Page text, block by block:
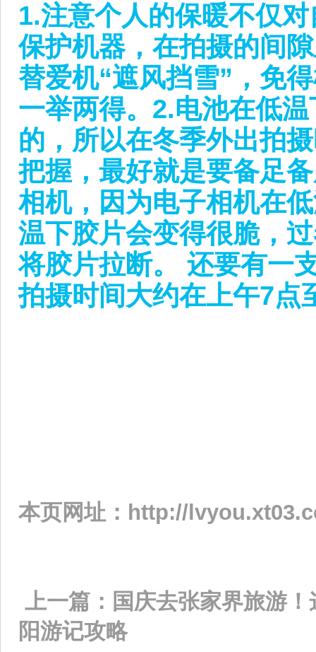
1.注意个人的保暖不仅
保护机器，在拍摄的间
替爱机“遮风挡雪”，免
一举两得。2.电池在低
的，所以在冬季外出拍
把握，最好就是要备足
相机，因为电子相机在
温下胶片会变得很脆，
将胶片拉断。 还要有一
拍摄时间大约在上午7点
本页网址： http://
上一篇： 国庆去张家界旅游
阳游记攻略